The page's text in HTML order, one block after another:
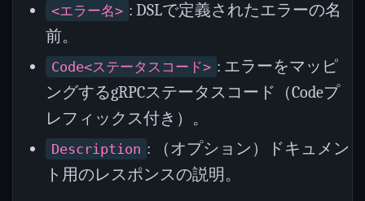
<エラー名> : DSLで定義されたエラーの名
前。
Code<ステータスコード> : エラーをマッピ
ングするgRPCステータスコード（Codeプ
レフィックス付き）。
Description : （オプション）ドキュメン
ト用のレスポンスの説明。